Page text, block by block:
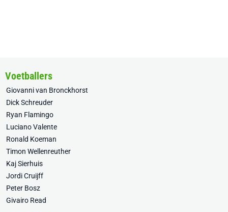
Voetballers
Giovanni van Bronckhorst
Dick Schreuder
Ryan Flamingo
Luciano Valente
Ronald Koeman
Timon Wellenreuther
Kaj Sierhuis
Jordi Cruijff
Peter Bosz
Givairo Read